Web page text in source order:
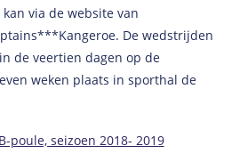
via de website van
De wedstrijden
de veertien dagen op de
weken plaats in sporthal de
poule, seizoen 2018- 2019